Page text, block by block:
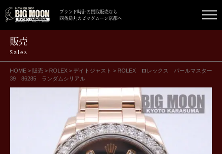
ブランド時計の買取販売なら
四条烏丸のビッグムーン京都へ
販売
Sales
HOME > 販売 > ROLEX > デイトジャスト > ROLEX ロレックス パールマスター
39 86285 ランダムシリアル